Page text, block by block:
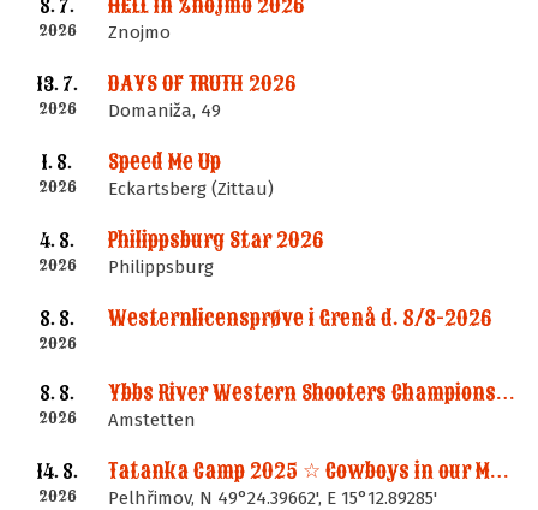
8. 7.
2026 Znojmo
13. 7.
2026
DAYS OF TRUTH 2026
Domaniža, 49
1. 8.
2026
Speed Me Up
Eckartsberg (Zittau)
4. 8.
2026
Philippsburg Star 2026
Philippsburg
8. 8.
2026
Westernlicensprøve i Grenå d. 8/8-2026
8. 8.
2026
Ybbs River Western Shooters Championship 2026 + LM
Amstetten
14. 8.
2026
Tatanka Camp 2025 ☆ Cowboys in our Memories
Pelhřimov, N 49°24.39662', E 15°12.89285'